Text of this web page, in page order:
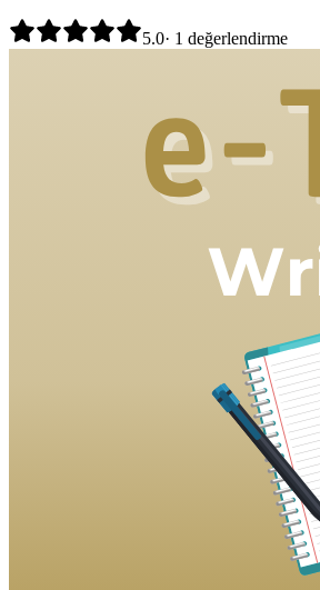
5.0· 1 değerlendirme